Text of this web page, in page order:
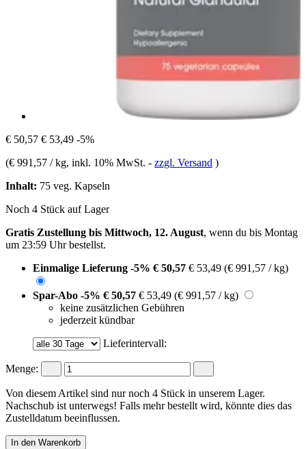
€ 50,57 € 53,49 -5%
(€ 991,57 / kg, inkl. 10% MwSt. - zzgl. Versand )
Inhalt: 75 veg. Kapseln
Noch 4 Stück auf Lager
Gratis Zustellung bis Mittwoch, 12. August, wenn du bis Montag
um 23:59 Uhrbestellst.
Einmalige Lieferung -5% € 50,57 € 53,49 (€ 991,57 / kg)
Spar-Abo -5% € 50,57 € 53,49 (€ 991,57 / kg)
keine zusätzlichen Gebühren
jederzeit kündbar
Lieferintervall:
Menge:
Von diesem Artikel sind nur noch 4 Stück in unserem Lager.
Nachschub ist unterwegs! Falls mehr bestellt wird, könnte dies das
Zustelldatum beeinflussen.
In den Warenkorb